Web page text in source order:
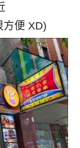
方便 XD)